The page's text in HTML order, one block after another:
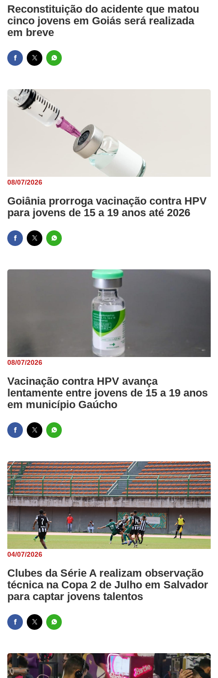
Reconstituição do acidente que matou
cinco jovens em Goiás será realizada
em breve
08/07/2026
Goiânia prorroga vacinação contra HPV
para jovens de 15 a 19 anos até 2026
08/07/2026
Vacinação contra HPV avança
lentamente entre jovens de 15 a 19 anos
em município Gaúcho
04/07/2026
Clubes da Série A realizam observação
técnica na Copa 2 de Julho em Salvador
para captar jovens talentos